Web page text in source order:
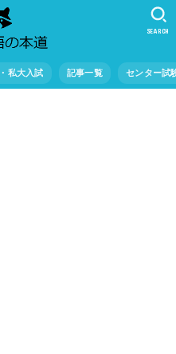
私大入試 記事一覧 センター試
SEARCH